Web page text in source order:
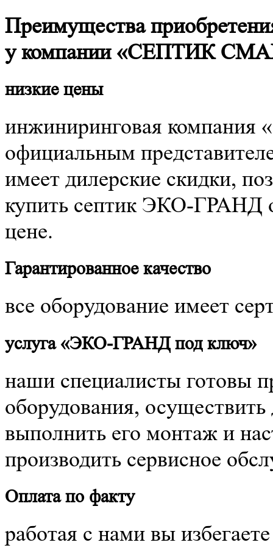
Преимущества
у компании «СЕПТИК
низкие цены
инжиниринговая
официальным
имеет дилерские скидки,
купить септик ЭКО-ГРАНД
цене.
Гарантированное качество
все оборудование имеет
услуга «ЭКО-ГРАНД под ключ»
наши специалисты готовы
оборудования, осуществить
выполнить его монтаж и
производить сервисное
Оплата по факту
работая с нами вы